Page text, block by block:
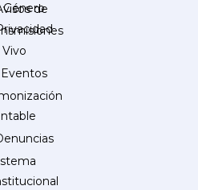
de
Género
Eventos